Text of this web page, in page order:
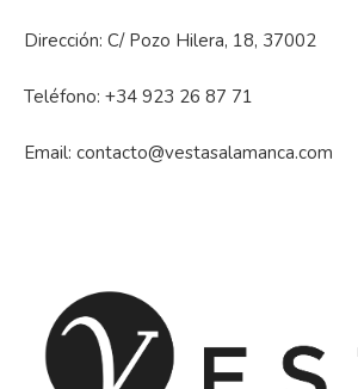
Dirección: C/ Pozo Hilera, 18, 37002
Teléfono: +34 923 26 87 71
Email: contacto@vestasalamanca.com